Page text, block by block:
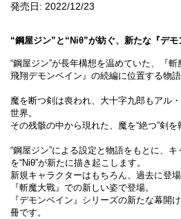
発売日: 2022/12/23
“鋼屋ジン”と“Niθ”が紡ぐ、新たな『デ
“鋼屋ジン”が長年構想を温めていた、『
飛翔デモンベイン』の続編に位置する物
魔を断つ剣は喪われ、大十字九郎もアル
世界。
その残骸の中から現れた、魔を“絶つ”剣
“鋼屋ジン”による設定と物語をもとに、
を“Niθ”が新たに描き起こします。
新規キャラクターはもちろん、過去に登
『斬魔大戰』での新しい姿で登場。
『デモンベイン』シリーズの新たな幕開
冊です。